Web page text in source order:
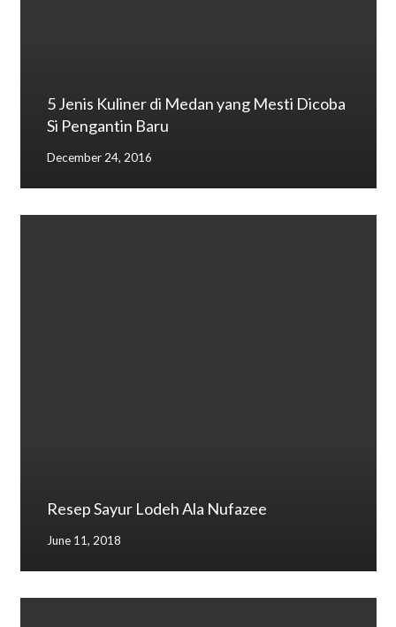
5 Jenis Kuliner di Medan yang Mesti Dicoba
Si Pengantin Baru
December 24, 2016
Resep Sayur Lodeh Ala Nufazee
June 11, 2018